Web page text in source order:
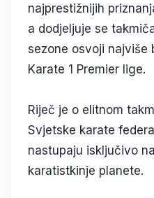
najprestižnijih
a dodjeljuje se
sezone osvoji najviše
Karate 1 Premier lige.
Riječ je o elitnom
Svjetske karate
nastupaju isključivo
karatistkinje planete.